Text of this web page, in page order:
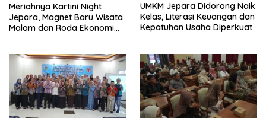
Meriahnya Kartini Night
Jepara, Magnet Baru Wisata
Malam dan Roda Ekonomi
UMKM Jepara Didorong Naik
Kelas, Literasi Keuangan dan
Kepatuhan Usaha Diperkuat